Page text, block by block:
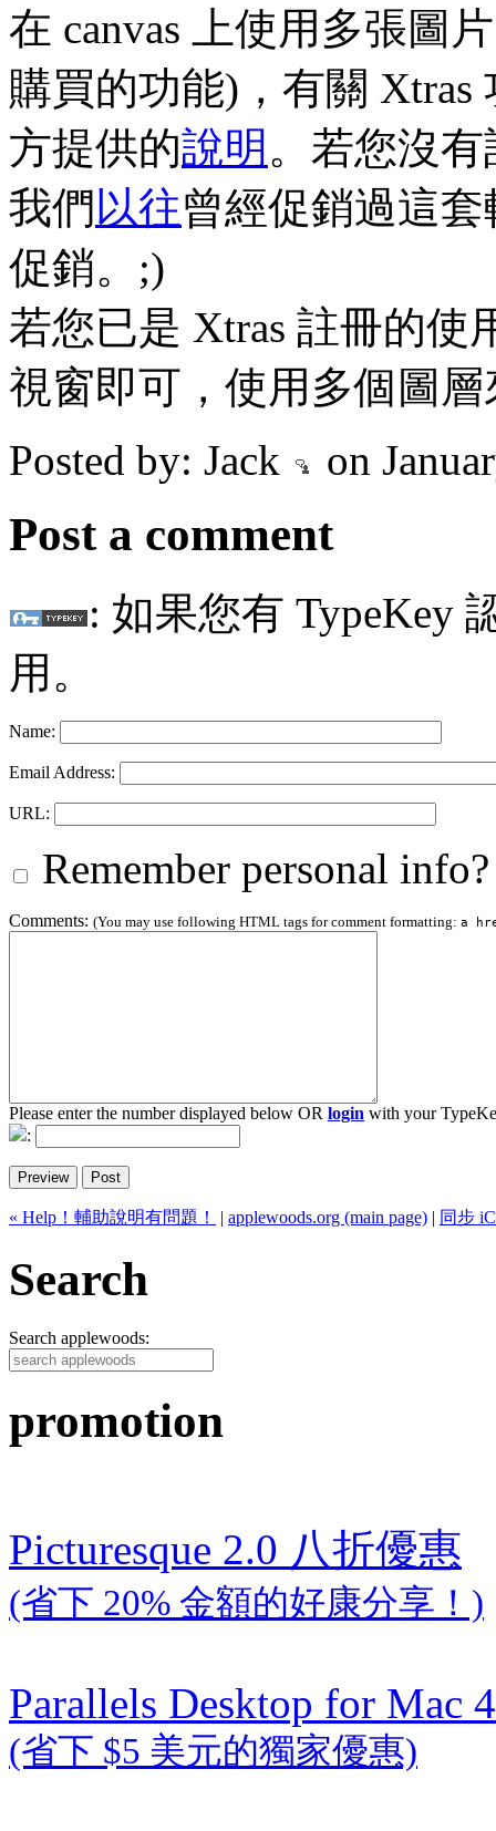
在 canvas 上使用多張圖
購買的功能)，有關
方提供的說明 。若您沒
我們以往曾經促銷過這
促銷。;)
若您已是 Xtras 註冊的使
視窗即可，使用多個圖
Posted by: Jack
on
Post a comment
: 如果您有 TypeKey
用。
Name:
Email Address:
URL:
Remember personal info?
Comments: (You may use following HTML tags for comment formatting: a
Please enter the number displayed below OR login with your
:
« Help！輔助說明有問題！ | applewoods.org (main page) | 同步
Search
Search applewoods:
promotion
Picturesque 2.0 八折優惠
(省下 20% 金額的好康分享！)
Parallels Desktop for Mac
(省下 $5 美元的獨家優惠)